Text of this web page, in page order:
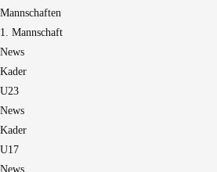
Mannschaften
1. Mannschaft
News
Kader
U23
News
Kader
U17
News